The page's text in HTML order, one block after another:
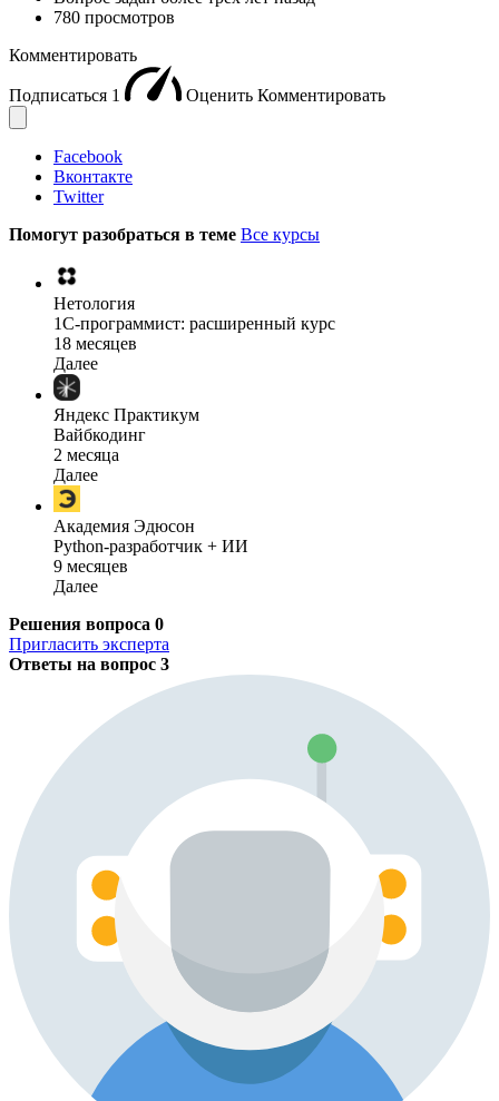
780 просмотров
Комментировать
Подписаться 1 Оценить Комментировать
Facebook
Вконтакте
Twitter
Помогут разобраться в теме Все курсы
Нетология
1C-программист: расширенный курс
18 месяцев
Далее
Яндекс Практикум
Вайбкодинг
2 месяца
Далее
Академия Эдюсон
Python-разработчик + ИИ
9 месяцев
Далее
Решения вопроса 0
Пригласить эксперта
Ответы на вопрос 3